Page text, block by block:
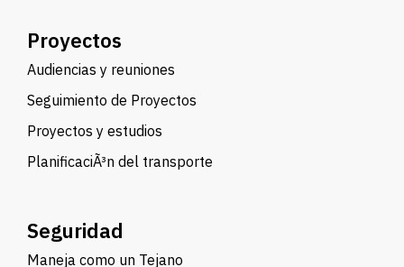
Proyectos
Audiencias y reuniones
Seguimiento de Proyectos
Proyectos y estudios
PlanificaciÃ³n del transporte
Seguridad
Maneja como un Tejano